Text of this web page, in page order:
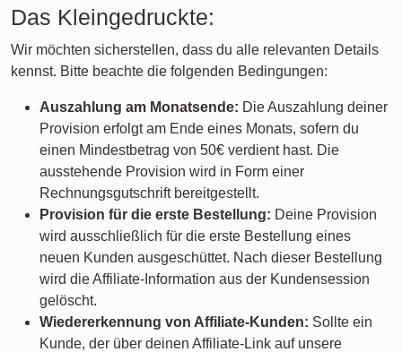
Das Kleingedruckte:
Wir möchten sicherstellen, dass du alle relevanten Details
kennst. Bitte beachte die folgenden Bedingungen:
Auszahlung am Monatsende: Die Auszahlung deiner
Provision erfolgt am Ende eines Monats, sofern du
einen Mindestbetrag von 50€ verdient hast. Die
ausstehende Provision wird in Form einer
Rechnungsgutschrift bereitgestellt.
Provision für die erste Bestellung: Deine Provision
wird ausschließlich für die erste Bestellung eines
neuen Kunden ausgeschüttet. Nach dieser Bestellung
wird die Affiliate-Information aus der Kundensession
gelöscht.
Wiedererkennung von Affiliate-Kunden: Sollte ein
Kunde, der über deinen Affiliate-Link auf unsere